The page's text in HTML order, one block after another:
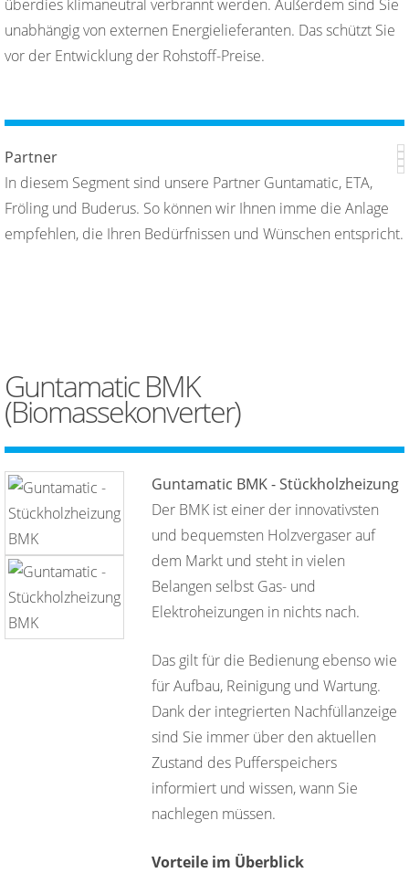
überdies klimaneutral verbrannt werden. Außerdem sind Sie
unabhängig von externen Energielieferanten. Das schützt Sie
vor der Entwicklung der Rohstoff-Preise.
Partner
In diesem Segment sind unsere Partner Guntamatic, ETA,
Fröling und Buderus. So können wir Ihnen imme die Anlage
empfehlen, die Ihren Bedürfnissen und Wünschen entspricht.
Guntamatic BMK
(Biomassekonverter)
Guntamatic BMK - Stückholzheizung
Der BMK ist einer der innovativsten
und bequemsten Holzvergaser auf
dem Markt und steht in vielen
Belangen selbst Gas- und
Elektroheizungen in nichts nach.
Das gilt für die Bedienung ebenso wie
für Aufbau, Reinigung und Wartung.
Dank der integrierten Nachfüllanzeige
sind Sie immer über den aktuellen
Zustand des Pufferspeichers
informiert und wissen, wann Sie
nachlegen müssen.
Vorteile im Überblick